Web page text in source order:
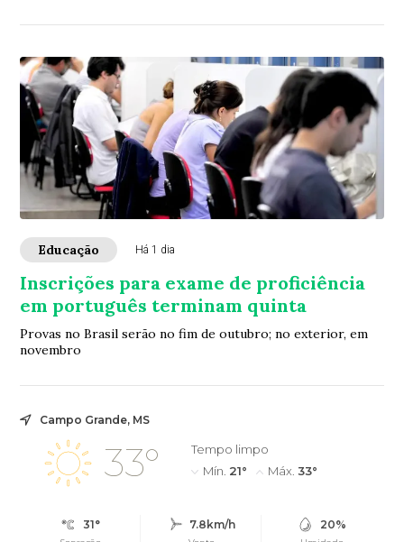
Educação Há 1 dia
Inscrições para exame de proficiência
em português terminam quinta
Provas no Brasil serão no fim de outubro; no exterior, em
novembro
Campo Grande, MS
33°
Tempo limpo
Mín. 21° Máx. 33°
31° 7.8km/h 20%